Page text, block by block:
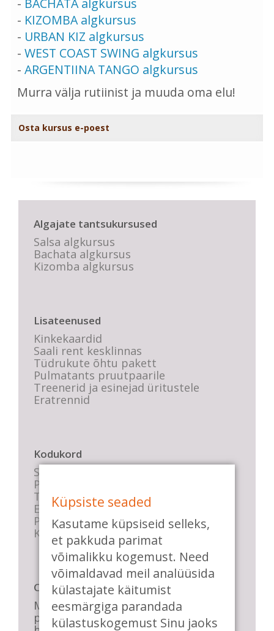
- BACHATA algkursus
- KIZOMBA algkursus
- URBAN KIZ algkursus
- WEST COAST SWING algkursus
- ARGENTIINA TANGO algkursus
Murra välja rutiinist ja muuda oma elu!
Osta kursus e-poest
Algajate tantsukursused
Salsa algkursus
Bachata algkursus
Kizomba algkursus
Lisateenused
Kinkekaardid
Saali rent kesklinnas
Tüdrukute õhtu pakett
Pulmatants pruutpaarile
Treenerid ja esinejad üritustele
Eratrennid
Kodukord
Stuudio sisekord
Privaatsustingimused
Tasemete kirjeldused
E-poe tingimused
Parkimise info
KKK
Casa de Baile
Me pühendume lõbusale olemisele,
positiivsele seltskonnale ja
Küpsiste seaded
Kasutame küpsiseid selleks,
et pakkuda parimat
võimalikku kogemust. Need
võimaldavad meil analüüsida
külastajate käitumist
eesmärgiga parandada
külastuskogemust Sinu jaoks